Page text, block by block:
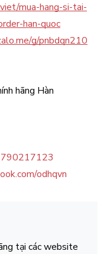
mua-hang-si-tai-
han-quoc
g/pnbdqn210
hãng Hàn
odhqvn
tại các website